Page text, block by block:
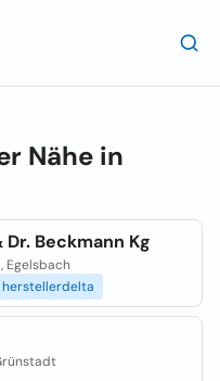
Nähe in
Beckmann Kg
Egelsbach
herstellerdelta